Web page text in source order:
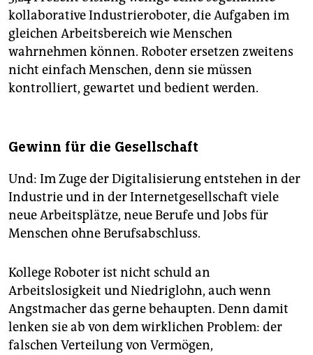
kollaborative Industrieroboter, die Aufgaben im
gleichen Arbeitsbereich wie Menschen
wahrnehmen können. Roboter ersetzen zweitens
nicht einfach Menschen, denn sie müssen
kontrolliert, gewartet und bedient werden.
Gewinn für die Gesellschaft
Und: Im Zuge der Digitalisierung entstehen in der
Industrie und in der Internetgesellschaft viele
neue Arbeitsplätze, neue Berufe und Jobs für
Menschen ohne Berufsabschluss.
Kollege Roboter ist nicht schuld an
Arbeitslosigkeit und Niedriglohn, auch wenn
Angstmacher das gerne behaupten. Denn damit
lenken sie ab von dem wirklichen Problem: der
falschen Verteilung von Vermögen,